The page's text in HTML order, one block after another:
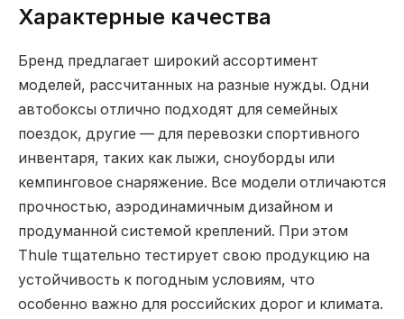
Характерные качества
Бренд предлагает широкий ассортимент
моделей, рассчитанных на разные нужды. Одни
автобоксы отлично подходят для семейных
поездок, другие — для перевозки спортивного
инвентаря, таких как лыжи, сноуборды или
кемпинговое снаряжение. Все модели отличаются
прочностью, аэродинамичным дизайном и
продуманной системой креплений. При этом
Thule тщательно тестирует свою продукцию на
устойчивость к погодным условиям, что
особенно важно для российских дорог и климата.